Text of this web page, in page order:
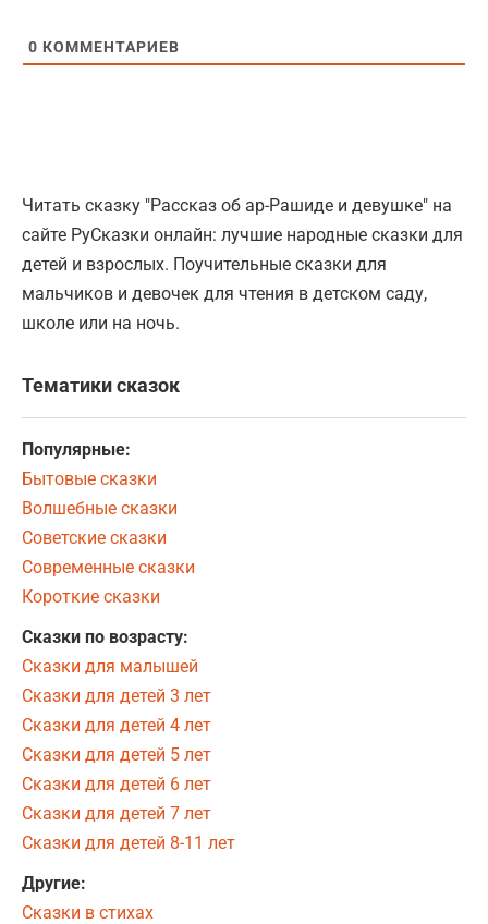
0 КОММЕНТАРИЕВ
Читать сказку "Рассказ об ар-Рашиде и девушке" на
сайте РуСказки онлайн: лучшие народные сказки для
детей и взрослых. Поучительные сказки для
мальчиков и девочек для чтения в детском саду,
школе или на ночь.
Тематики сказок
Популярные:
Бытовые сказки
Волшебные сказки
Советские сказки
Современные сказки
Короткие сказки
Сказки по возрасту:
Сказки для малышей
Сказки для детей 3 лет
Сказки для детей 4 лет
Сказки для детей 5 лет
Сказки для детей 6 лет
Сказки для детей 7 лет
Сказки для детей 8-11 лет
Другие:
Сказки в стихах